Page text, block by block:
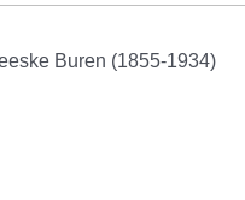
Buren (1855-1934)